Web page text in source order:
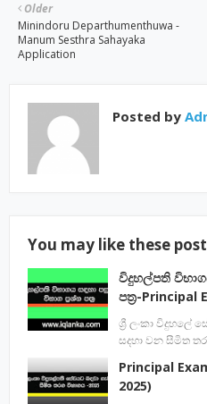
Older
Minindoru Departhumenthuwa -
Manum Sesthra Sahayaka
Application
Posted by
You may like these
විදුහල්පති
පත්‍ර-Principal
ශ්‍රී ලංකා විදුහලේ
සදහා වන සීමිත
Principal
2025)